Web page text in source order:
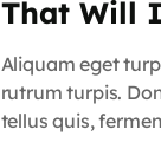
That Will
Business
Aliquam eget
rutrum turpis.
tellus quis,